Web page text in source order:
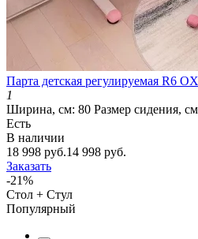
Парта детская регулируемая R6
1
Ширина, см: 80 Размер сидения,
Есть
В наличии
18 998 руб.14 998 руб.
Заказать
-21%
Стол + Стул
Популярный